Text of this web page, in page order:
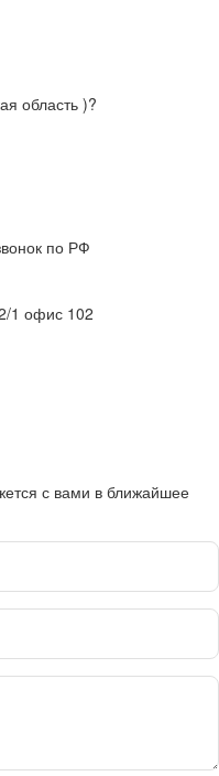
область )?
по РФ
1 офис 102
с вами в ближайшее